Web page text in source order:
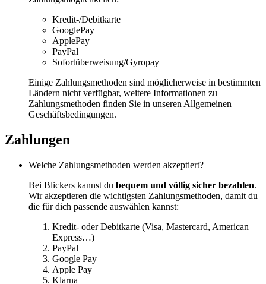
Kredit-/Debitkarte
GooglePay
ApplePay
PayPal
Sofortüberweisung/Gyropay
Einige Zahlungsmethoden sind möglicherweise in bestimmten
Ländern nicht verfügbar, weitere Informationen zu
Zahlungsmethoden finden Sie in unseren Allgemeinen
Geschäftsbedingungen.
Zahlungen
Welche Zahlungsmethoden werden akzeptiert?
Bei Blickers kannst du bequem und völlig sicher bezahlen.
Wir akzeptieren die wichtigsten Zahlungsmethoden, damit du
die für dich passende auswählen kannst:
Kredit- oder Debitkarte (Visa, Mastercard, American
Express…)
PayPal
Google Pay
Apple Pay
Klarna